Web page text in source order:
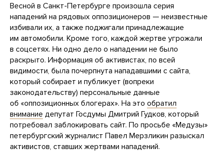
Весной в Санкт-Петербурге произошла серия
нападений на рядовых оппозиционеров — неизвестные
избивали их, а также поджигали принадлежащие
им автомобили. Кроме того, каждой жертве угрожали
в соцсетях. Ни одно дело о нападении не было
раскрыто. Информация об активистах, по всей
видимости, была почерпнута нападавшими с сайта,
который собирает и публикует (вопреки
законодательству) персональные данные
об «оппозиционных блогерах». На это обратил
внимание депутат Госдумы Дмитрий Гудков, который
потребовал заблокировать сайт. По просьбе «Медузы»
петербургский журналист Павел Мерзликин разыскал
активистов, ставших жертвами нападений.